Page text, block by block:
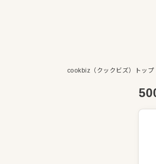
cookbiz（クックビズ）トップ